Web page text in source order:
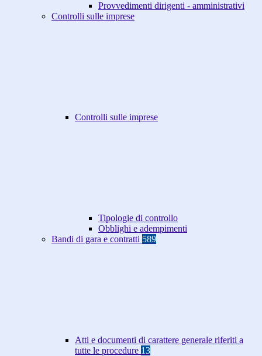
Provvedimenti dirigenti - amministrativi
Controlli sulle imprese
Controlli sulle imprese
Tipologie di controllo
Obblighi e adempimenti
Bandi di gara e contratti 589
Atti e documenti di carattere generale riferiti a
tutte le procedure 13